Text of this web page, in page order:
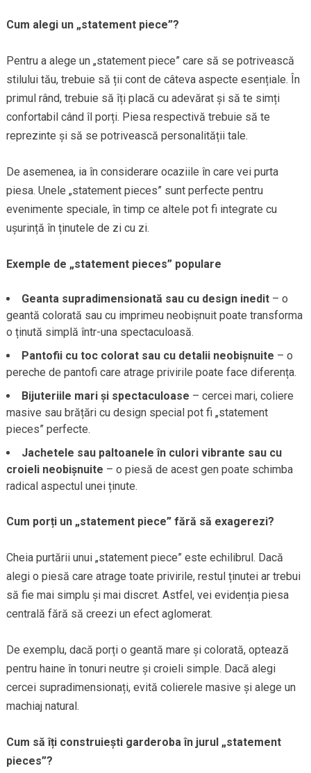
Cum alegi un „statement piece”?
Pentru a alege un „statement piece” care să se potrivească
stilului tău, trebuie să ții cont de câteva aspecte esențiale. În
primul rând, trebuie să îți placă cu adevărat și să te simți
confortabil când îl porți. Piesa respectivă trebuie să te
reprezinte și să se potrivească personalității tale.
De asemenea, ia în considerare ocaziile în care vei purta
piesa. Unele „statement pieces” sunt perfecte pentru
evenimente speciale, în timp ce altele pot fi integrate cu
ușurință în ținutele de zi cu zi.
Exemple de „statement pieces” populare
Geanta supradimensionată sau cu design inedit– o
geantă colorată sau cu imprimeu neobișnuit poate transforma
o ținută simplă într-una spectaculoasă.
Pantofii cu toc colorat sau cu detalii neobișnuite – o
pereche de pantofi care atrage privirile poate face diferența.
Bijuteriile mari și spectaculoase – cercei mari, coliere
masive sau brățări cu design special pot fi „statement
pieces” perfecte.
Jachetele sau paltoanele în culori vibrante sau cu
croieli neobișnuite – o piesă de acest gen poate schimba
radical aspectul unei ținute.
Cum porți un „statement piece” fără să exagerezi?
Cheia purtării unui „statement piece” este echilibrul. Dacă
alegi o piesă care atrage toate privirile, restul ținutei ar trebui
să fie mai simplu și mai discret. Astfel, vei evidenția piesa
centrală fără să creezi un efect aglomerat.
De exemplu, dacă porți o geantă mare și colorată, optează
pentru haine în tonuri neutre și croieli simple. Dacă alegi
cercei supradimensionați, evită colierele masive și alege un
machiaj natural.
Cum să îți construiești garderoba în jurul „statement
pieces”?